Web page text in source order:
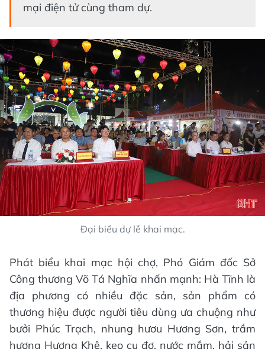
mại điện tử cùng tham dự.
Đại biểu dự lễ khai mạc.
Phát biểu khai mạc hội chợ, Phó Giám đốc Sở
Công thương Võ Tá Nghĩa nhấn mạnh: Hà Tĩnh là
địa phương có nhiều đặc sản, sản phẩm có
thương hiệu được người tiêu dùng ưa chuộng như
bưởi Phúc Trạch, nhung hươu Hương Sơn, trầm
hương Hương Khê, kẹo cu đơ, nước mắm, hải sản